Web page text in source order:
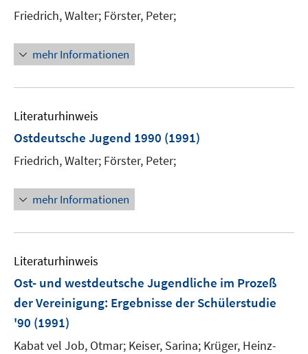
n
t
e
r
f
e
Friedrich, Walter; Förster, Peter;
mehr Informationen
Literaturhinweis
Ostdeutsche Jugend 1990 (1991)
Friedrich, Walter; Förster, Peter;
mehr Informationen
Literaturhinweis
Ost- und westdeutsche Jugendliche im Prozeß
der Vereinigung: Ergebnisse der Schülerstudie
'90 (1991)
Kabat vel Job, Otmar; Keiser, Sarina; Krüger, Heinz-